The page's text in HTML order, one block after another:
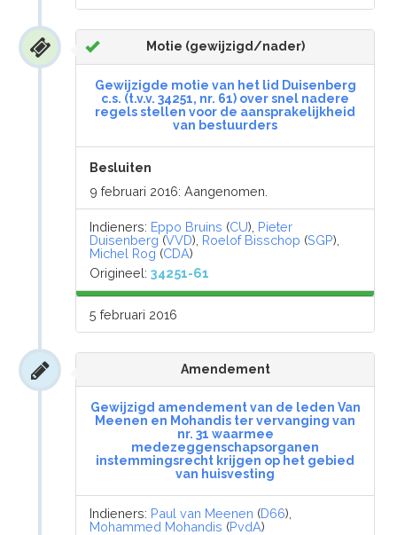
Motie (gewijzigd/nader)
Gewijzigde motie van het lid Duisenberg
c.s. (t.v.v. 34251, nr. 61) over snel nadere
regels stellen voor de aansprakelijkheid
van bestuurders
Besluiten
9 februari 2016: Aangenomen.
Indieners: Eppo Bruins (CU), Pieter
Duisenberg (VVD), Roelof Bisschop (SGP),
Michel Rog (CDA)
Origineel:34251-61
5 februari 2016
Amendement
Gewijzigd amendement van de leden Van
Meenen en Mohandis ter vervanging van
nr. 31 waarmee
medezeggenschapsorganen
instemmingsrecht krijgen op het gebied
van huisvesting
Indieners: Paul van Meenen (D66),
Mohammed Mohandis (PvdA)